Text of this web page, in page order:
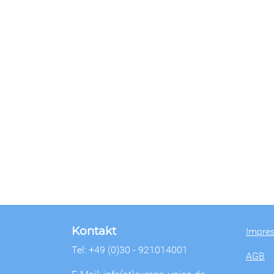
Kontakt
Tel: +49 (0)30 - 921014001
AGB